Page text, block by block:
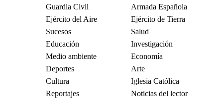
Guardia Civil
Armada Española
Ejército del Aire
Ejército de Tierra
Sucesos
Salud
Educación
Investigación
Medio ambiente
Economía
Deportes
Arte
Cultura
Iglesia Católica
Reportajes
Noticias del lector